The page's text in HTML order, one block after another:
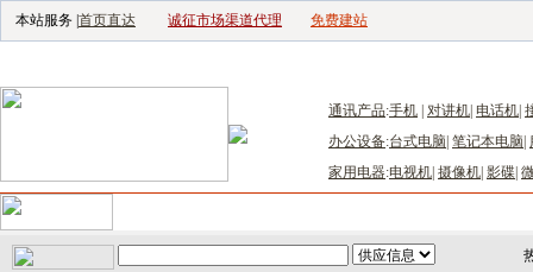
本站服务 | 首页直达 诚征市场渠道代理 免费建站
通讯产品:手机 对讲机 电话机
办公设备:台式电脑 笔记本电脑
家用电器:电视机 摄像机 影碟